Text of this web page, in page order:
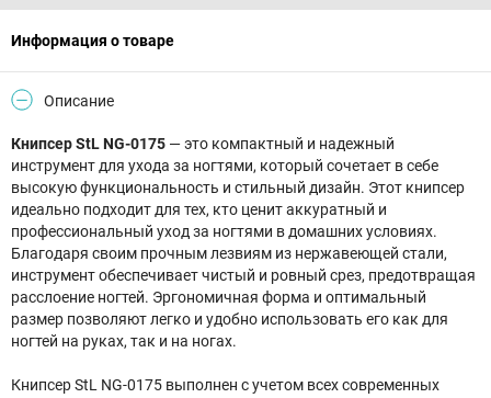
Информация о товаре
Описание
Книпсер StL NG-0175 — это компактный и надежный
инструмент для ухода за ногтями, который сочетает в себе
высокую функциональность и стильный дизайн. Этот книпсер
идеально подходит для тех, кто ценит аккуратный и
профессиональный уход за ногтями в домашних условиях.
Благодаря своим прочным лезвиям из нержавеющей стали,
инструмент обеспечивает чистый и ровный срез, предотвращая
расслоение ногтей. Эргономичная форма и оптимальный
размер позволяют легко и удобно использовать его как для
ногтей на руках, так и на ногах.
Книпсер StL NG-0175 выполнен с учетом всех современных